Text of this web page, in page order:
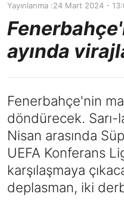
Yayınlanma :24 Mart 2024 -
ayında
Fenerbahçe'nin
döndürecek.
Nisan arasında
UEFA Konferans
karşılaşmaya
deplasman, iki